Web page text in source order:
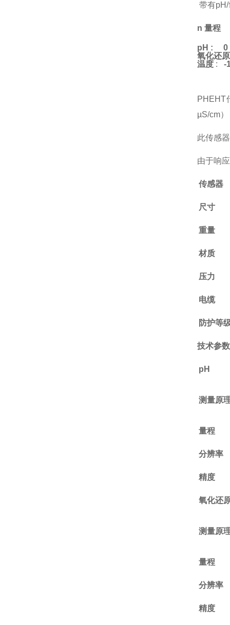
带有
n 量程
pH :
0
氧化还
温度 : -
PHEHT
µS/cm
此传感
由于响
传感器
尺寸
重量
材质
压力
电缆
防护等
技术参
pH
测量原
量程
分辨率
精度
氧化还
测量原
量程
分辨率
精度